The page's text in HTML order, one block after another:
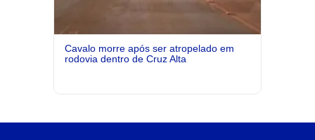
Cavalo morre após ser atropelado em
rodovia dentro de Cruz Alta